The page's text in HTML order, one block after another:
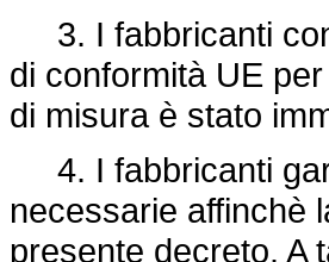
3. I fabbricanti
di conformità UE
di misura è stato
4. I fabbricanti
necessarie affinchè
presente decreto. A